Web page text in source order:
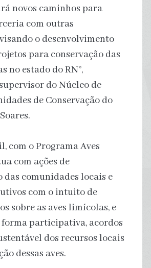
novos caminhos para
com outras
o desenvolvimento
para conservação das
no estado do RN”,
do Núcleo de
de Conservação do
com o Programa Aves
com ações de
das comunidades locais e
com o intuito de
sobre as aves limícolas, e
participativa, acordos
dos recursos locais
dessas aves.